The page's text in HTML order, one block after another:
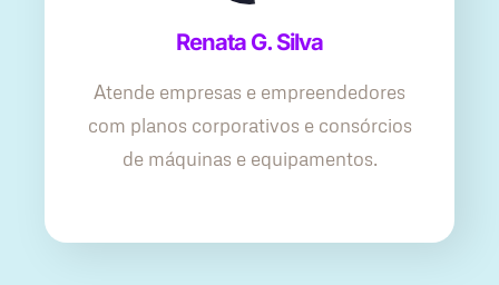
Renata G. Silva
Atende empresas e empreendedores
com planos corporativos e consórcios
de máquinas e equipamentos.